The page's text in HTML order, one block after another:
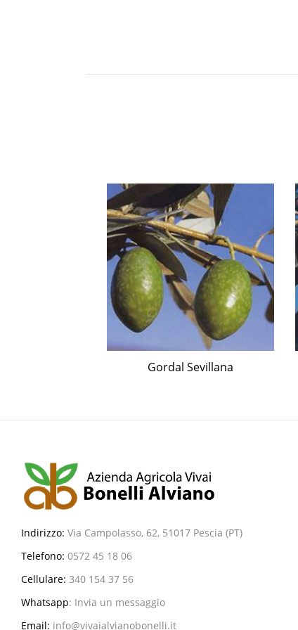
Gordal Sevillana
Indirizzo: Via Campolasso, 62, 51017 Pescia (PT)
Telefono: 0572 45 18 06
Cellulare: 340 154 37 56
Whatsapp: Invia un messaggio
Email: info@vivaialvianobonelli.it